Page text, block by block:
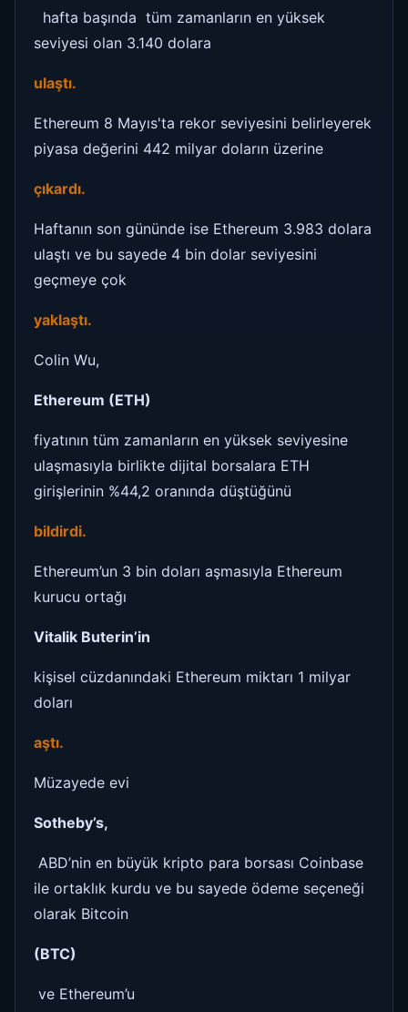
hafta başında tüm zamanların en yüksek
seviyesi olan 3.140 dolara
ulaştı.
Ethereum 8 Mayıs'ta rekor seviyesini belirleyerek
piyasa değerini 442 milyar doların üzerine
çıkardı.
Haftanın son gününde ise Ethereum 3.983 dolara
ulaştı ve bu sayede 4 bin dolar seviyesini
geçmeye çok
yaklaştı.
Colin Wu,
Ethereum (ETH)
fiyatının tüm zamanların en yüksek seviyesine
ulaşmasıyla birlikte dijital borsalara ETH
girişlerinin %44,2 oranında düştüğünü
bildirdi.
Ethereum’un 3 bin doları aşmasıyla Ethereum
kurucu ortağı
Vitalik Buterin’in
kişisel cüzdanındaki Ethereum miktarı 1 milyar
doları
aştı.
Müzayede evi
Sotheby’s,
ABD’nin en büyük kripto para borsası Coinbase
ile ortaklık kurdu ve bu sayede ödeme seçeneği
olarak Bitcoin
(BTC)
ve Ethereum’u